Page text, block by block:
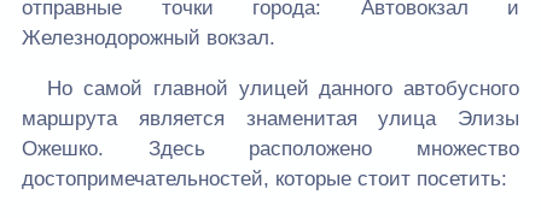
отправные точки города: Автовокзал и
Железнодорожный вокзал.
Но самой главной улицей данного автобусного
маршрута является знаменитая улица Элизы
Ожешко. Здесь расположено множество
достопримечательностей, которые стоит посетить: